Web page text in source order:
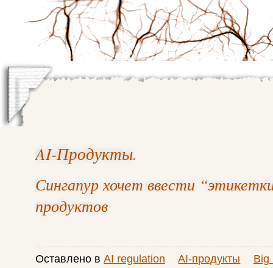
AI-Продукты.
Сингапур хочет ввести
продуктов
Оставлено в AI regulation AI-продукты
Big